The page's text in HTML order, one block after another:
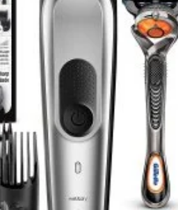
en las
Trampa
dia 12 y
vas a